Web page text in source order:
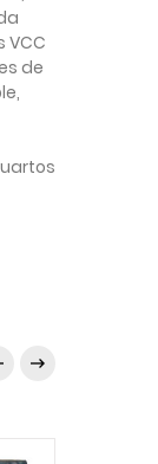
VCC
de